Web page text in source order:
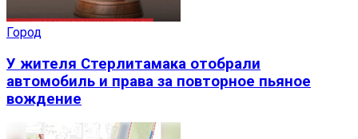
Город
У жителя Стерлитамака отобрали
автомобиль и права за повторное пьяное
вождение